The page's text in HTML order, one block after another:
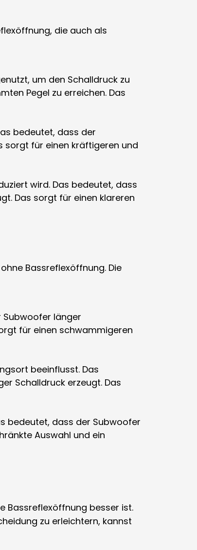
die auch als
um den Schalldruck zu
Pegel zu erreichen. Das
bedeutet, dass der
sorgt für einen kräftigeren und
wird. Das bedeutet, dass
Das sorgt für einen klareren
Bassreflexöffnung. Die
Subwoofer länger
für einen schwammigeren
beeinflusst. Das
Schalldruck erzeugt. Das
bedeutet, dass der Subwoofer
Auswahl und ein
Bassreflexöffnung besser ist.
zu erleichtern, kannst